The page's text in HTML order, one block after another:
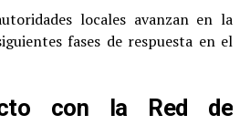
locales avanzan en la
fases de respuesta en el
con la Red de